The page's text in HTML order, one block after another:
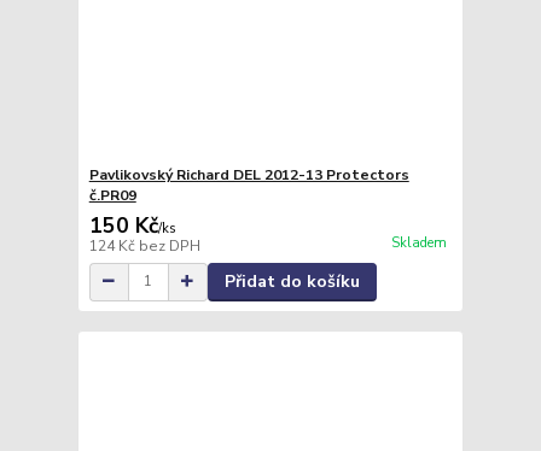
Pavlikovský Richard DEL 2012-13 Protectors
č.PR09
150 Kč/ks
124 Kč bez DPH Skladem
Přidat do košíku